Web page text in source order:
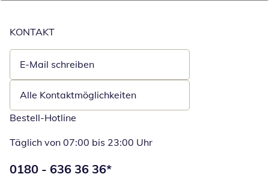
KONTAKT
E-Mail schreiben
Öffnet E-Mail-Client
Alle Kontaktmöglichkeiten
Bestell-Hotline
Täglich von 07:00 bis 23:00 Uhr
Telefonnummer:
0180 - 636 36 36*